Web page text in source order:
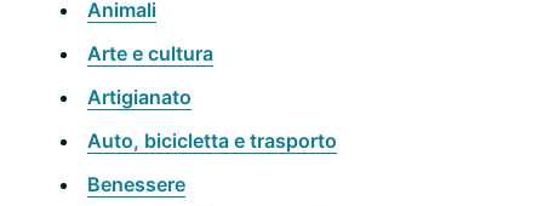
Animali
Arte e cultura
Artigianato
Auto, bicicletta e trasporto
Benessere